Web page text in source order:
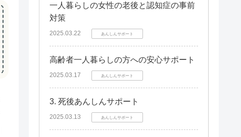
一人暮らしの女性の老後と認知症の事前
対策
2025.03.22 あんしんサポート
高齢者一人暮らしの方への安心サポート
2025.03.17 あんしんサポート
3. 死後あんしんサポート
2025.03.13 あんしんサポート